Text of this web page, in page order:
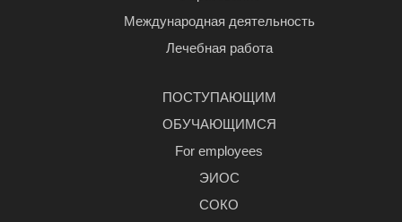
Международная деятельность
Лечебная работа
ПОСТУПАЮЩИМ
ОБУЧАЮЩИМСЯ
For employees
ЭИОС
СОКО